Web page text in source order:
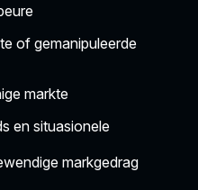
of gemanipuleerde
markte
en situasionele
markgedrag